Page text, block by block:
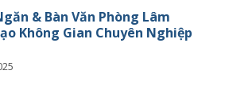
& Bàn Văn Phòng Lâm
Không Gian Chuyên Nghiệp